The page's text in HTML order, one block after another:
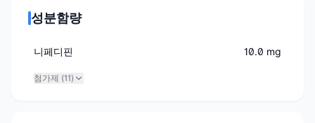
성분함량
니페디핀 10.0 mg
첨가제 (11)